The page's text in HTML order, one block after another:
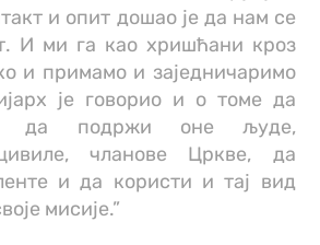
и опит дошао је да нам се
И ми га као хришћани кроз
и примамо и заједничаримо
је говорио и о томе да
да подржи оне људе,
чланове Цркве, да
и да користи и тај вид
мисије.”